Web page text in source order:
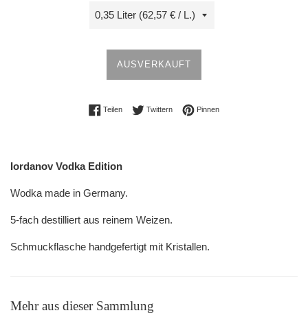
AUSVERKAUFT
TeilenAuf Facebook teilen
TwitternAuf Twitter twittern
PinnenAuf Pinterest pinnen
Iordanov Vodka Edition
Wodka made in Germany.
5-fach destilliert aus reinem Weizen.
Schmuckflasche handgefertigt mit Kristallen.
Mehr aus dieser Sammlung